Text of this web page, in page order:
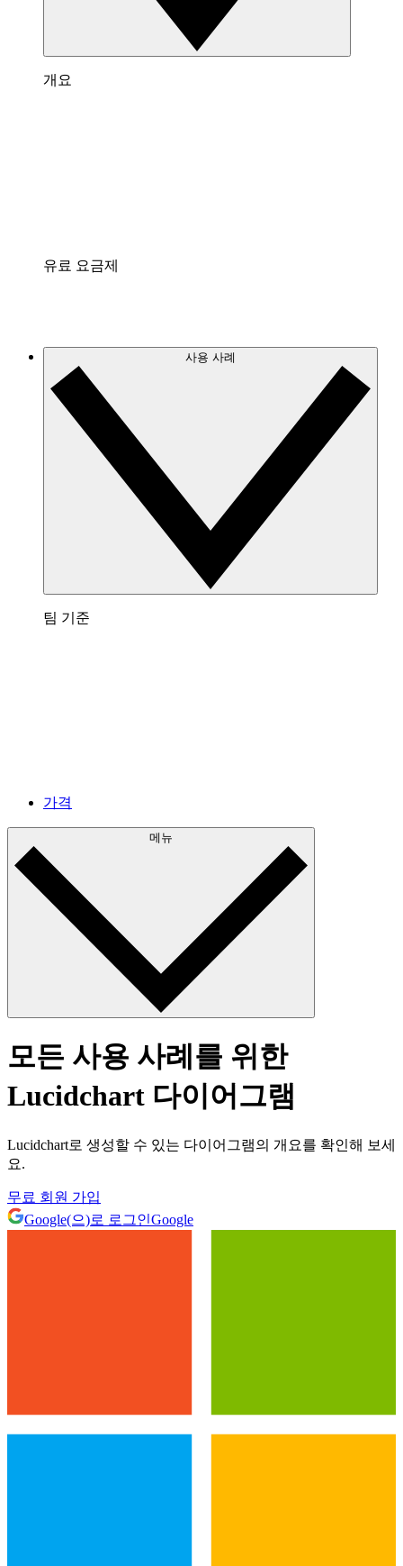
개요
유료 요금제
사용 사례
팀 기준
가격
메뉴
모든 사용 사례를 위한
Lucidchart 다이어그램
Lucidchart로 생성할 수 있는 다이어그램의 개요를 확인해 보세
요.
무료 회원 가입
Google(으)로 로그인Google